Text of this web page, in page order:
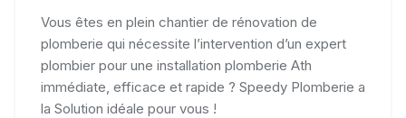
Vous êtes en plein chantier de rénovation de
plomberie qui nécessite l’intervention d’un expert
plombier pour une installation plomberie Ath
immédiate, efficace et rapide ? Speedy Plomberie a
la Solution idéale pour vous !